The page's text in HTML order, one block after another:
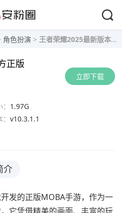
角色扮演 > 王者荣耀2025最新版本下载-王者荣耀官方正版下载v10.3.1.1
立即下载
正版
1.97G
v10.3.1.1
介
发的正版MOBA手游，作为一